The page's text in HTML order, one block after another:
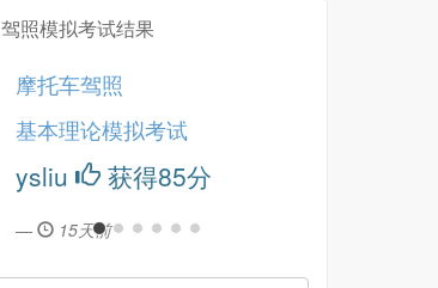
驾照模拟考试结果
摩托车驾照
基本理论模拟考试
ysliu 获得85分
15天前